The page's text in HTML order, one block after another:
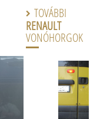

TOVÁBBI
RENAULT
VONÓHORGOK